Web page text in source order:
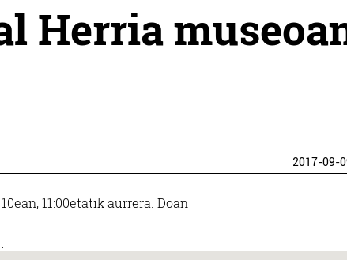
Herria
2017-09-
11:00etatik aurrera. Doan